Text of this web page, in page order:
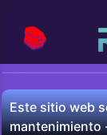
📚
Este sitio web
mantenimiento